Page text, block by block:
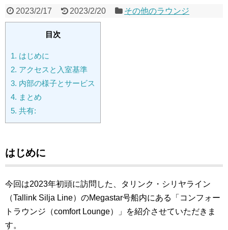
2023/2/17 2023/2/20 その他のラウンジ
目次
1. はじめに
2. アクセスと入室基準
3. 内部の様子とサービス
4. まとめ
5. 共有:
はじめに
今回は2023年初頭に訪問した、タリンク・シリヤライン
（Tallink Silja Line）のMegastar号船内にある「コンフォー
トラウンジ（comfort Lounge）」を紹介させていただきま
す。